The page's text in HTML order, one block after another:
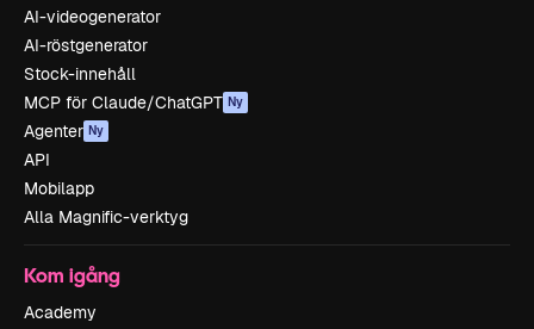
AI-videogenerator
AI-röstgenerator
Stock-innehåll
MCP för Claude/ChatGPT Ny
Agenter Ny
API
Mobilapp
Alla Magnific-verktyg
Kom igång
Academy